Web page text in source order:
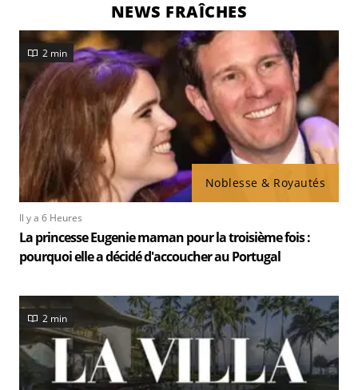
NEWS FRAÎCHES
Noblesse & Royautés
2 min
Il y a 6 Heures
La princesse Eugenie maman pour la troisième fois :
pourquoi elle a décidé d'accoucher au Portugal
2 min